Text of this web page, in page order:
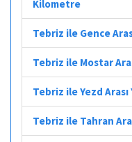
Kilometre
Tebriz ile Gence
Tebriz ile Mostar
Tebriz ile Yezd
Tebriz ile Tahran